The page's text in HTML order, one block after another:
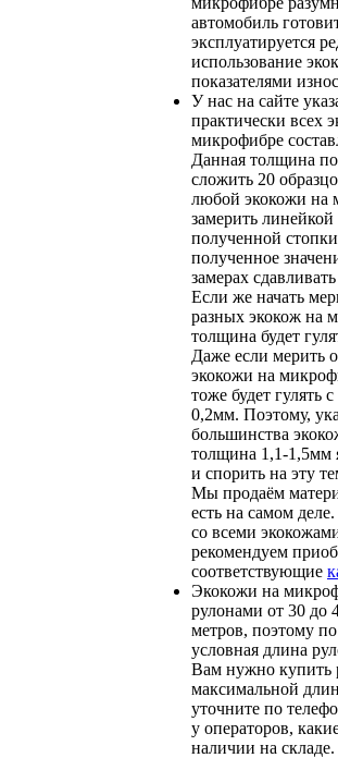
автомобиль
эксплуатируется
использование
показателями
У нас на сайте
практически всех
микрофибре
Данная толщина
сложить 20
любой экокожи на
замерить
полученной
полученное
замерах
Если же начать
разных экокож на
толщина будет
Даже если мерить
экокожи на
тоже будет гулять
0,2мм. Поэтому,
большинства
толщина 1,1-1,5мм
и спорить на эту
Мы продаём
есть на самом
со всеми
рекомендуем
соответствующие
Экокожи на
рулонами от 30 до
метров, поэтому
условная длина
Вам нужно купить
максимальной
уточните по
у операторов,
наличии на складе.